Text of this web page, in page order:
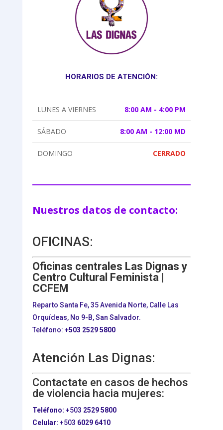
HORARIOS DE ATENCIÓN:
LUNES A VIERNES 8:00 AM - 4:00 PM
SÁBADO 8:00 AM - 12:00 MD
DOMINGO CERRADO
Nuestros datos de contacto:
OFICINAS:
Oficinas centrales Las Dignas y
Centro Cultural Feminista |
CCFEM
Reparto Santa Fe, 35 Avenida Norte, Calle Las
Orquídeas, No 9-B, San Salvador.
Teléfono: +503 2529 5800
Atención Las Dignas:
Contactate en casos de hechos
de violencia hacia mujeres:
Teléfono: +503 2529 5800
Celular: +503 6029 6410